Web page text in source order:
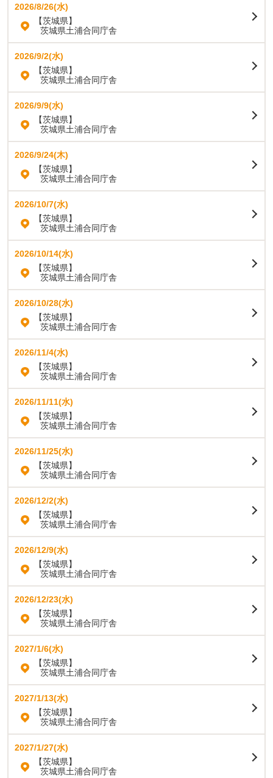
2026/8/26(水)
【茨城県】
茨城県土浦合同庁舎
2026/9/2(水)
【茨城県】
茨城県土浦合同庁舎
2026/9/9(水)
【茨城県】
茨城県土浦合同庁舎
2026/9/24(木)
【茨城県】
茨城県土浦合同庁舎
2026/10/7(水)
【茨城県】
茨城県土浦合同庁舎
2026/10/14(水)
【茨城県】
茨城県土浦合同庁舎
2026/10/28(水)
【茨城県】
茨城県土浦合同庁舎
2026/11/4(水)
【茨城県】
茨城県土浦合同庁舎
2026/11/11(水)
【茨城県】
茨城県土浦合同庁舎
2026/11/25(水)
【茨城県】
茨城県土浦合同庁舎
2026/12/2(水)
【茨城県】
茨城県土浦合同庁舎
2026/12/9(水)
【茨城県】
茨城県土浦合同庁舎
2026/12/23(水)
【茨城県】
茨城県土浦合同庁舎
2027/1/6(水)
【茨城県】
茨城県土浦合同庁舎
2027/1/13(水)
【茨城県】
茨城県土浦合同庁舎
2027/1/27(水)
【茨城県】
茨城県土浦合同庁舎